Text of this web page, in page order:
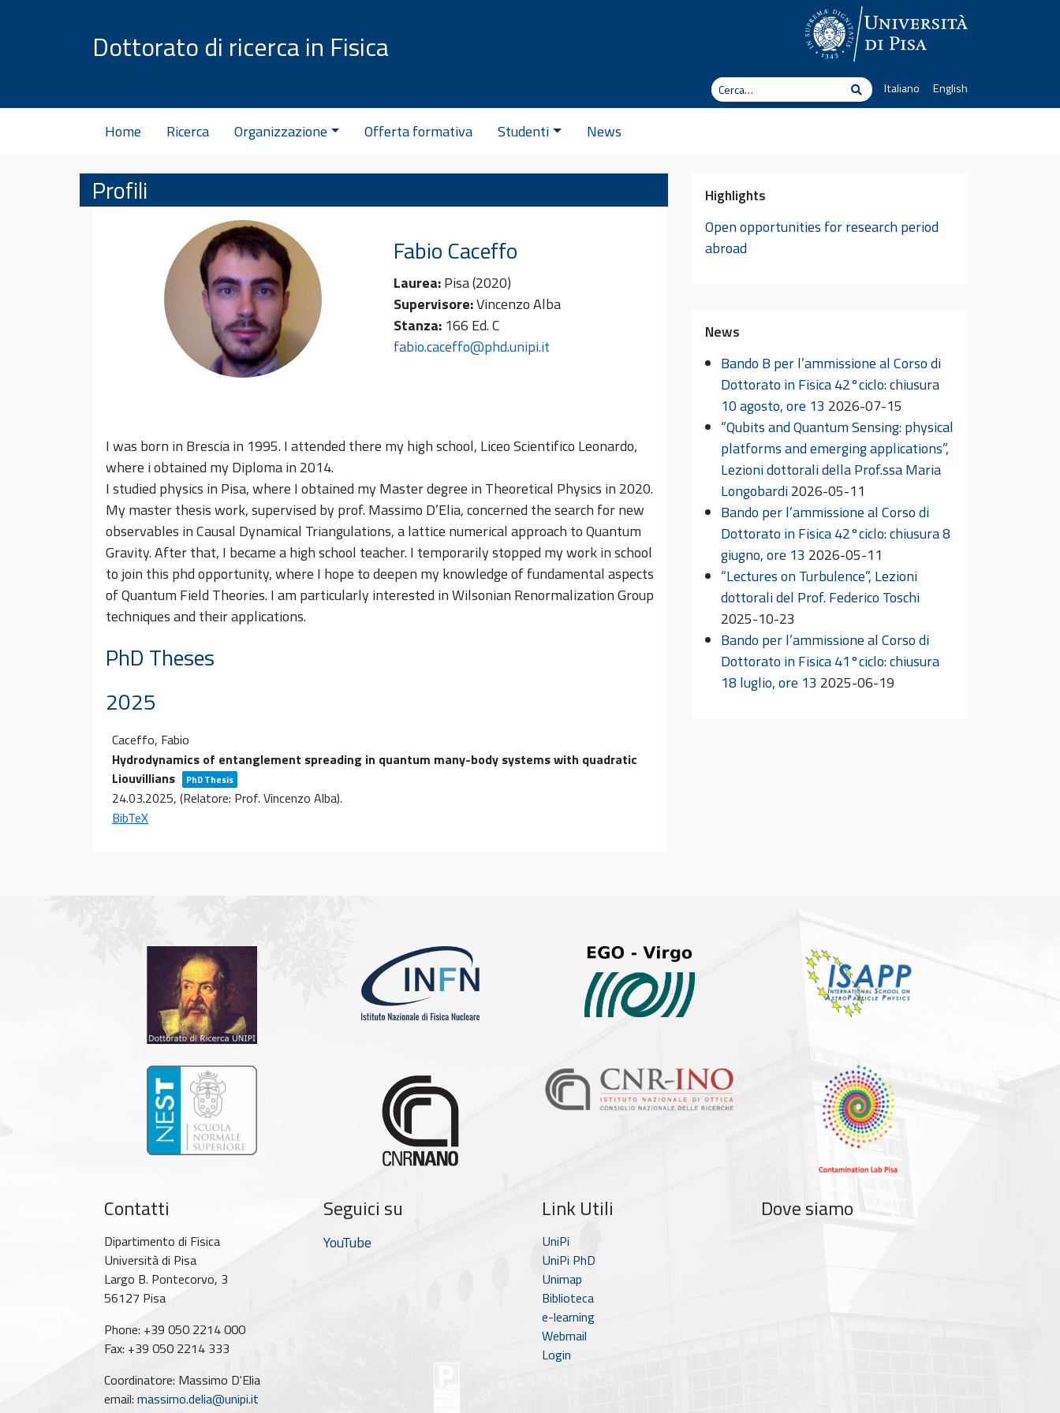
Dottorato di ricerca in Fisica
Cerca
CercaItaliano English
Home Ricerca Organizzazione Offerta formativa Studenti News
Profili
Fabio Caceffo
Laurea:Pisa (2020)
Supervisore:Vincenzo Alba
Stanza: 166 Ed. C
fabio.caceffo@phd.unipi.it
I was born in Brescia in 1995. I attended there my high school, Liceo Scientifico Leonardo,
where i obtained my Diploma in 2014.
I studied physics in Pisa, where I obtained my Master degree in Theoretical Physics in 2020.
My master thesis work, supervised by prof. Massimo D’Elia, concerned the search for new
observables in Causal Dynamical Triangulations, a lattice numerical approach to Quantum
Gravity. After that, I became a high school teacher. I temporarily stopped my work in school
to join this phd opportunity, where I hope to deepen my knowledge of fundamental aspects
of Quantum Field Theories. I am particularly interested in Wilsonian Renormalization Group
techniques and their applications.
PhD Theses
2025
Caceffo, Fabio
Hydrodynamics of entanglement spreading in quantum many-body systems with quadratic
Liouvillians
PhD Thesis
24.03.2025, (Relatore: Prof. Vincenzo Alba).
BibTeX
Highlights
Open opportunities for research period
abroad
News
Bando B per l’ammissione al Corso di
Dottorato in Fisica 42°ciclo: chiusura
10 agosto, ore 13 2026-07-15
“Qubits and Quantum Sensing: physical
platforms and emerging applications”,
Lezioni dottorali della Prof.ssa Maria
Longobardi2026-05-11
Bando per l’ammissione al Corso di
Dottorato in Fisica 42°ciclo: chiusura 8
giugno, ore 13 2026-05-11
“Lectures on Turbulence”, Lezioni
dottorali del Prof. Federico Toschi
2025-10-23
Bando per l’ammissione al Corso di
Dottorato in Fisica 41°ciclo: chiusura
18 luglio, ore 13 2025-06-19
Contatti
Dipartimento di Fisica
Università di Pisa
Largo B. Pontecorvo, 3
56127 Pisa
Phone: +39 050 2214 000
Fax: +39 050 2214 333
Coordinatore: Massimo D'Elia
email: massimo.delia@unipi.it
Seguici su
YouTube
Link Utili
UniPi
UniPi PhD
Unimap
Biblioteca
e-learning
Webmail
Login
Dove siamo